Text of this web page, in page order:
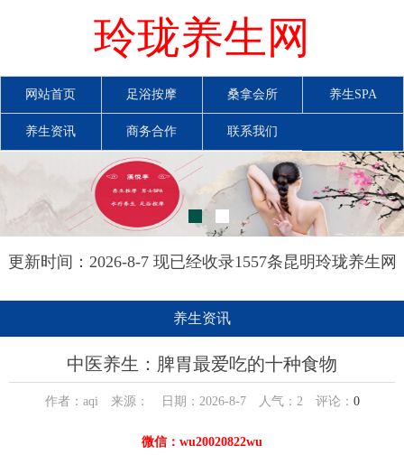
玲珑养生网
网站首页 足浴按摩 桑拿会所 养生SPA
养生资讯 商务合作 联系我们
更新时间：2026-8-7 现已经收录1557条昆明玲珑养生网
养生资讯
中医养生：脾胃最爱吃的十种食物
作者：aqi 来源： 日期：2026-8-7 人气： 2评论： 0
微信：wu20020822wu